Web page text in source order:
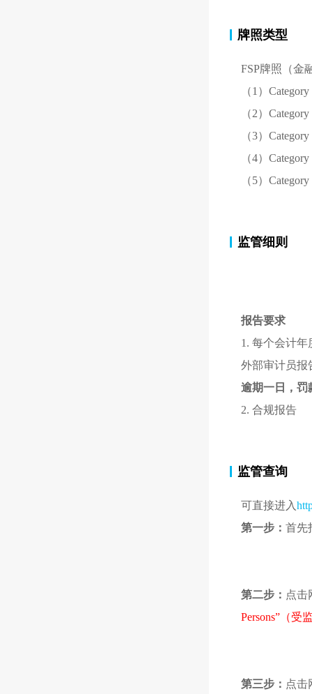
牌照类型
FSP牌照（金
（1）
（2）
（3）
（4）
（5）
监管细则
报告要求
1. 每个会计
外部审计员报
逾期一日，罚
2. 合规报告
监管查询
可直接进入
第一步： 首先
第二步： 点击
Persons”（受
第三步： 点击